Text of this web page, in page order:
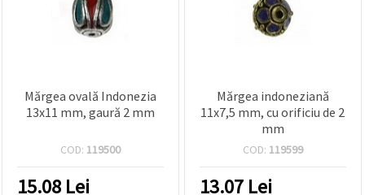
Mărgea ovală Indonezia
13x11 mm, gaură 2 mm
COD: 119500
15.08 Lei
Mărgea indoneziană
11x7,5 mm, cu orificiu de 2
mm
COD: 119599
13.07 Lei